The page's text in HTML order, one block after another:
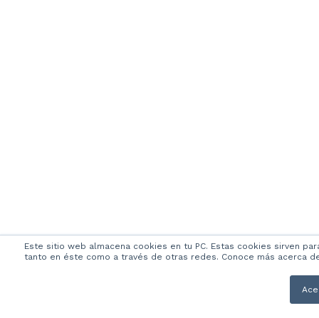
Este sitio web almacena cookies en tu PC. Estas cookies sirven
tanto en éste como a través de otras redes. Conoce más acerca